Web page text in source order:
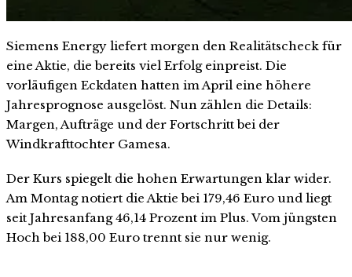
Siemens Energy liefert morgen den Realitätscheck für
eine Aktie, die bereits viel Erfolg einpreist. Die
vorläufigen Eckdaten hatten im April eine höhere
Jahresprognose ausgelöst. Nun zählen die Details:
Margen, Aufträge und der Fortschritt bei der
Windkrafttochter Gamesa.
Der Kurs spiegelt die hohen Erwartungen klar wider.
Am Montag notiert die Aktie bei 179,46 Euro und liegt
seit Jahresanfang 46,14 Prozent im Plus. Vom jüngsten
Hoch bei 188,00 Euro trennt sie nur wenig.